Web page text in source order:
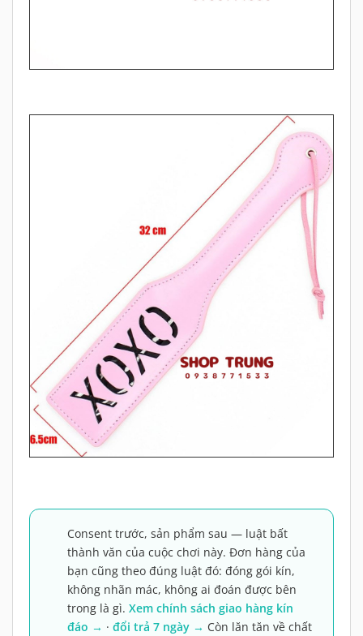
Consent trước, sản phẩm sau — luật bất
thành văn của cuộc chơi này. Đơn hàng của
bạn cũng theo đúng luật đó: đóng gói kín,
không nhãn mác, không ai đoán được bên
trong là gì. Xem chính sách giao hàng kín
đáo → · đổi trả 7 ngày → Còn lăn tăn về chất